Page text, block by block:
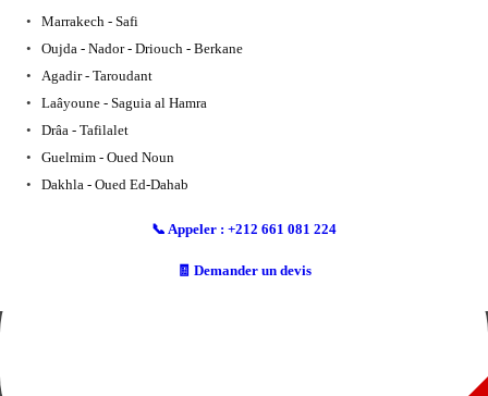
Marrakech - Safi
Oujda - Nador - Driouch - Berkane
Agadir - Taroudant
Laâyoune - Saguia al Hamra
Drâa - Tafilalet
Guelmim - Oued Noun
Dakhla - Oued Ed-Dahab
📞 Appeler : +212 661 081 224
🧾 Demander un devis